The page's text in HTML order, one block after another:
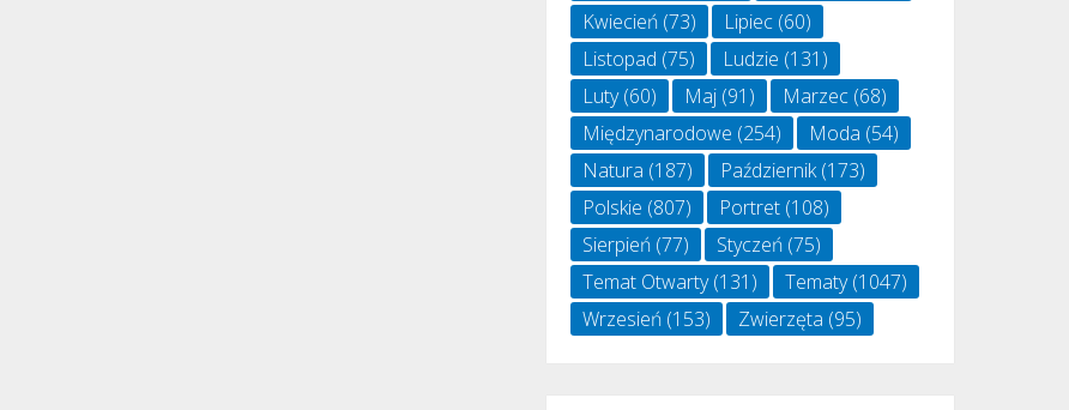
Kwiecień (73) Lipiec (60)
Listopad (75) Ludzie (131)
Luty(60) Maj (91) Marzec (68)
Międzynarodowe (254) Moda (54)
Natura (187) Październik(173)
Polskie (807) Portret (108)
Sierpień (77) Styczeń (75)
Temat Otwarty(131) Tematy(1047)
Wrzesień (153) Zwierzęta (95)